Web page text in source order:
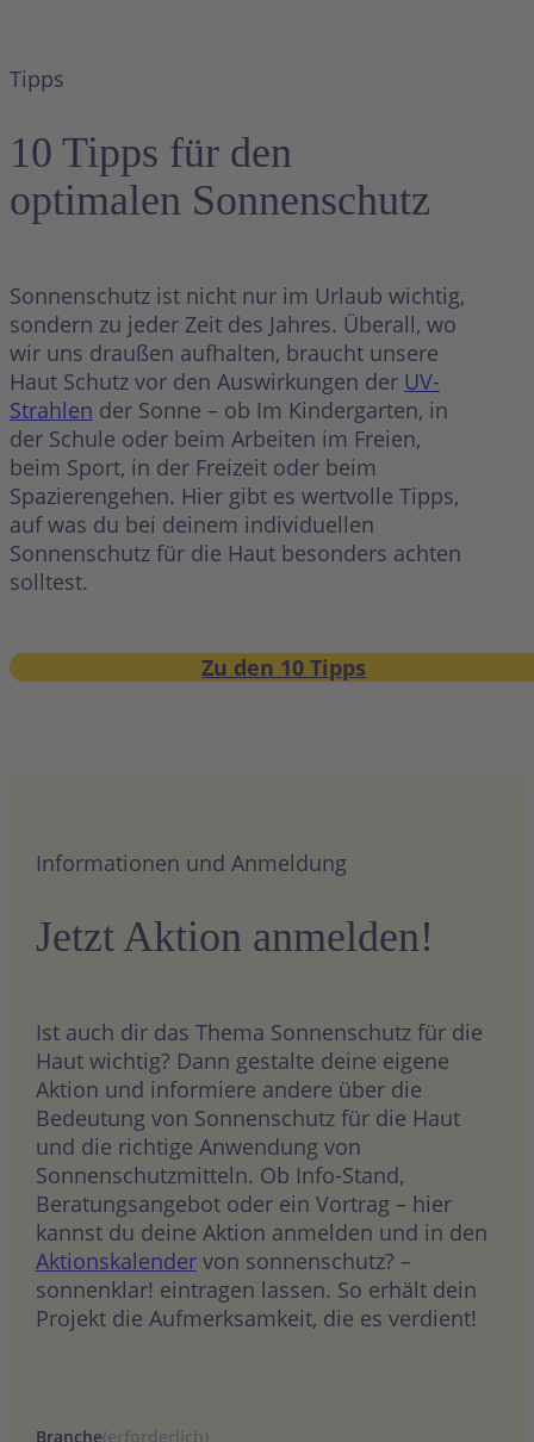
Tipps
10 Tipps für den
optimalen Sonnenschutz
Sonnenschutz ist nicht nur im Urlaub wichtig,
sondern zu jeder Zeit des Jahres. Überall, wo
wir uns draußen aufhalten, braucht unsere
Haut Schutz vor den Auswirkungen der UV-
Strahlen der Sonne – ob Im Kindergarten, in
der Schule oder beim Arbeiten im Freien,
beim Sport, in der Freizeit oder beim
Spazierengehen. Hier gibt es wertvolle Tipps,
auf was du bei deinem individuellen
Sonnenschutz für die Haut besonders achten
solltest.
Zu den 10 Tipps
Informationen und Anmeldung
Jetzt Aktion anmelden!
Ist auch dir das Thema Sonnenschutz für die
Haut wichtig? Dann gestalte deine eigene
Aktion und informiere andere über die
Bedeutung von Sonnenschutz für die Haut
und die richtige Anwendung von
Sonnenschutzmitteln. Ob Info-Stand,
Beratungsangebot oder ein Vortrag – hier
kannst du deine Aktion anmelden und in den
Aktionskalendervon sonnenschutz? –
sonnenklar! eintragen lassen. So erhält dein
Projekt die Aufmerksamkeit, die es verdient!
Branche(erforderlich)